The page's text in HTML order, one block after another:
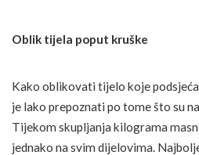
Oblik tijela poput kruške
Kako oblikovati tijelo koje
je lako prepoznati po tome što su
Tijekom skupljanja kilograma
jednako na svim dijelovima.